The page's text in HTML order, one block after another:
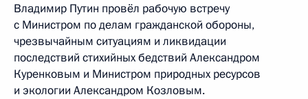
Владимир Путин провёл рабочую встречу
с Министром по делам гражданской обороны,
чрезвычайным ситуациям и ликвидации
последствий стихийных бедствий Александром
Куренковым и Министром природных ресурсов
и экологии Александром Козловым.